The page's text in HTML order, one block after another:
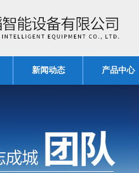
新闻动态 产品中心